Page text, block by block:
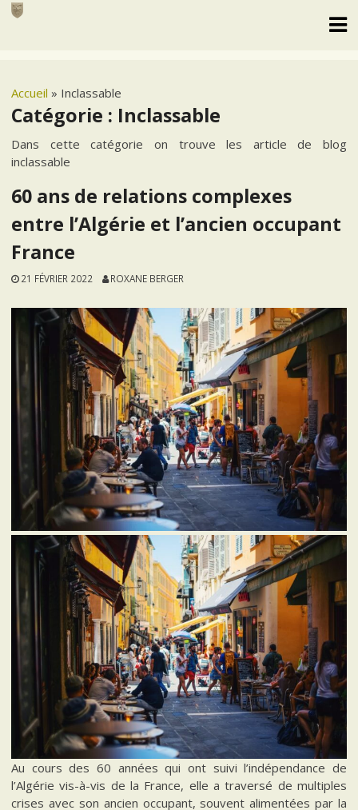
Skip
Accueil » Inclassable
Catégorie : Inclassable
Dans cette catégorie on trouve les article de blog
inclassable
60 ans de relations complexes
entre l’Algérie et l’ancien occupant
France
21 FÉVRIER 2022 ROXANE BERGER
Au cours des 60 années qui ont suivi l’indépendance de
l’Algérie vis-à-vis de la France, elle a traversé de multiples
crises avec son ancien occupant, souvent alimentées par la